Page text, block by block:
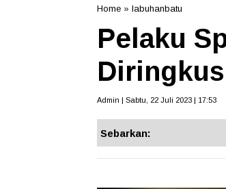
Home » labuhanbatu
Pelaku
Admin | Sabtu, 22 Juli 2023 | 17:53
Sebarkan: